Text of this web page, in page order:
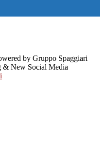
by Gruppo Spaggiari
& New Social Media